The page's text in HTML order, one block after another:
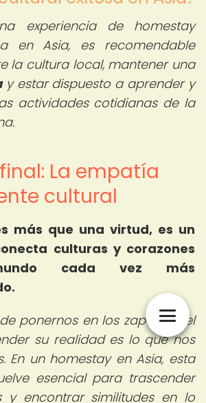
experiencia de homestay
en Asia, es recomendable
la cultura local, mantener una
y estar dispuesto a aprender y
actividades cotidianas de la
La empatía
cultural
más que una virtud, es un
culturas y corazones
cada vez más
ponernos en los zapatos del
su realidad es lo que nos
En un homestay en Asia, esta
esencial para trascender
y encontrar similitudes en lo